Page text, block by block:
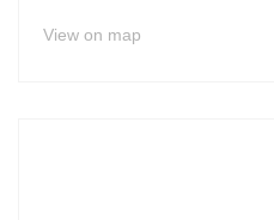
View on map